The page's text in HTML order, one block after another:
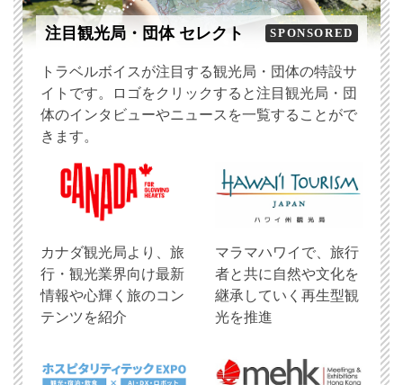
注目観光局・団体 セレクト SPONSORED
トラベルボイスが注目する観光局・団体の特設サ
イトです。ロゴをクリックすると注目観光局・団
体のインタビューやニュースを一覧することがで
きます。
​カナダ観光局より、旅
行・観光業界向け最新
情報や心輝く旅のコン
テンツを紹介
マラマハワイで、旅行
者と共に自然や文化を
継承していく再生型観
光を推進